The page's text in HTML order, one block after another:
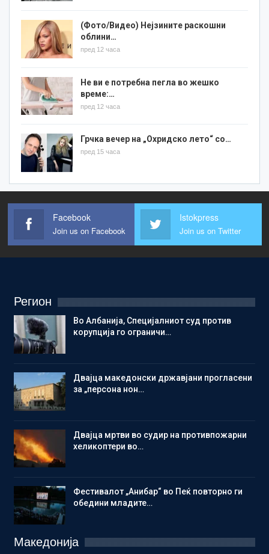
(Фото/Видео) Нејзините раскошни
облини…
пред 12 часа
Не ви е потребна пегла во жешко
време:…
пред 12 часа
Грчка вечер на „Охридско лето“ со…
пред 15 часа
Facebook
Join us on Facebook
Istokpress
Join us on Twitter
Регион
Во Албанија, Специјалниот суд против
корупција го ограничи…
Двајца македонски државјани прогласени
за „персона нон…
Двајца мртви во судир на противпожарни
хеликоптери во…
Фестивалот „Анибар“ во Пеќ повторно ги
обедини младите…
Македонија